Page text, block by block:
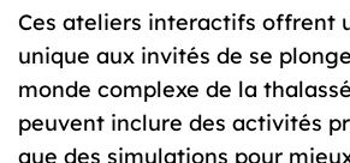
Ces ateliers interactifs offrent
unique aux invités de se
monde complexe de la
peuvent inclure des activités
que des simulations pour